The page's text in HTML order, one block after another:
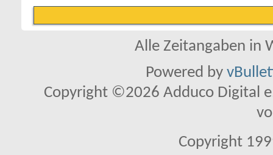
Alle Zeitangaben in
Powered by
Copyright ©2026 Adduco Digital
Copyright